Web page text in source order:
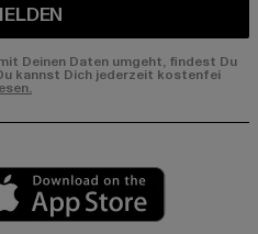
Deinen Daten umgeht, findest Du
kannst Dich jederzeit kostenfei
market